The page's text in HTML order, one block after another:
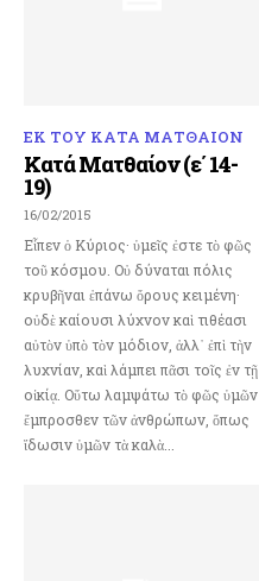
ΕΚ ΤΟΥ ΚΑΤΑ ΜΑΤΘΑΙΟΝ
Κατά Ματθαίον (ε΄ 14-
19)
16/02/2015
Εἶπεν ὁ Κύριος· ὑμεῖς ἐστε τὸ φῶς
τοῦ κόσμου. Οὐ δύναται πόλις
κρυβῆναι ἐπάνω ὄρους κειμένη·
οὐδὲ καίουσι λύχνον καὶ τιθέασι
αὐτὸν ὑπὸ τὸν μόδιον, ἀλλ᾿ ἐπὶ τὴν
λυχνίαν, καὶ λάμπει πᾶσι τοῖς ἐν τῇ
οἰκίᾳ. Οὕτω λαμψάτω τὸ φῶς ὑμῶν
ἔμπροσθεν τῶν ἀνθρώπων, ὅπως
ἴδωσιν ὑμῶν τὰ καλὰ...